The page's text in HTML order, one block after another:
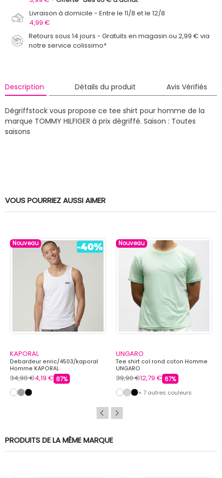
Livraison à domicile
Entre le 11/8 et le 12/8
4,99 €
Retours sous 14 jours - Gratuits en magasin ou 2,99 € via
notre service colissimo*
Description Détails du produit Avis Vérifiés
Dégriffstock vous propose ce tee shirt pour homme de la
marque TOMMY HILFIGER à prix dégriffé. Saison : Toutes
saisons
VOUS POURRIEZ AUSSI AIMER
Nouveau
KAPORAL
Debardeur enric/4503/kaporal
Homme KAPORAL
34,90 €4,19 € 87%
Nouveau
UNGARO
Tee shirt col rond coton Homme
UNGARO
39,90 €12,79 € 67%
+ 7 autres couleurs
PRODUITS DE LA MÊME MARQUE